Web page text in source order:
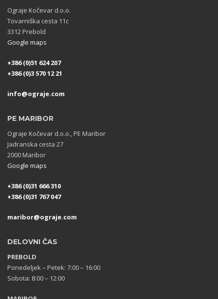
Ograje Kočevar d.o.o.
Tovarniška cesta 11c
3312 Prebold
Google maps
+386 (0)51 624 207
+386 (0)3 570 12 21
info@ograje.com
PE MARIBOR
Ograje Kočevar d.o.o., PE Maribor
Jadranska cesta 27
2000 Maribor
Google maps
+386 (0)31 666 310
+386 (0)31 767 047
maribor@ograje.com
DELOVNI ČAS
PREBOLD
Ponedeljek – Petek: 7:00 – 16:00
Sobota: 8:00 – 12:00